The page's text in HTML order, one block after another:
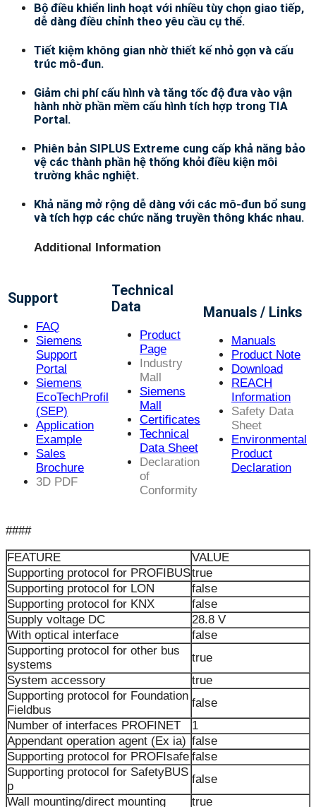
Bộ điều khiển linh hoạt với nhiều tùy chọn giao tiếp,
dễ dàng điều chỉnh theo yêu cầu cụ thể.
Tiết kiệm không gian nhờ thiết kế nhỏ gọn và cấu
trúc mô-đun.
Giảm chi phí cấu hình và tăng tốc độ đưa vào vận
hành nhờ phần mềm cấu hình tích hợp trong TIA
Portal.
Phiên bản SIPLUS Extreme cung cấp khả năng bảo
vệ các thành phần hệ thống khỏi điều kiện môi
trường khắc nghiệt.
Khả năng mở rộng dễ dàng với các mô-đun bổ sung
và tích hợp các chức năng truyền thông khác nhau.
Additional Information
Support
FAQ
Siemens
Support
Portal
Siemens
EcoTechProfil
(SEP)
Application
Example
Sales
Brochure
3D PDF
Technical
Data
Product
Page
Industry
Mall
Siemens
Mall
Certificates
Technical
Data Sheet
Declaration
of
Conformity
Manuals / Links
Manuals
Product Note
Download
REACH
Information
Safety Data
Sheet
Environmental
Product
Declaration
####
FEATURE
VALUE
Supporting protocol for PROFIBUStrue
Supporting protocol for LON
false
Supporting protocol for KNX
false
Supply voltage DC
28.8 V
With optical interface
false
Supporting protocol for other bus
systems
true
System accessory
true
Supporting protocol for Foundation
Fieldbus
false
Number of interfaces PROFINET
1
Appendant operation agent (Ex ia) false
Supporting protocol for PROFIsafe false
Supporting protocol for SafetyBUS
p
false
Wall mounting/direct mounting
true